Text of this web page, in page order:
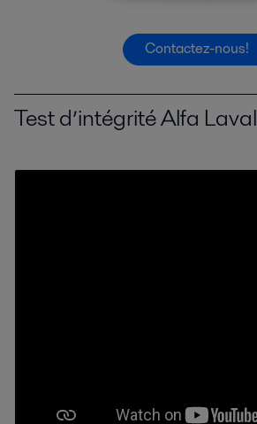
Contactez-nous!
Test d’intégrité Alfa Laval